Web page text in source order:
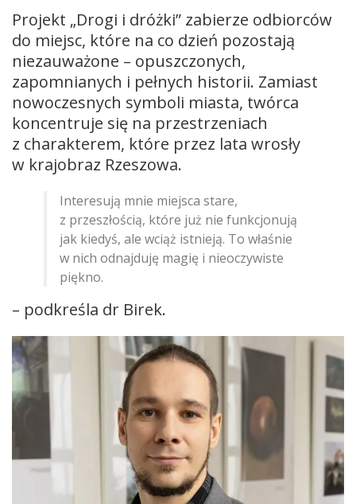
Projekt „Drogi i dróżki” zabierze odbiorców
do miejsc, które na co dzień pozostają
niezauważone – opuszczonych,
zapomnianych i pełnych historii. Zamiast
nowoczesnych symboli miasta, twórca
koncentruje się na przestrzeniach
z charakterem, które przez lata wrosły
w krajobraz Rzeszowa.
Interesują mnie miejsca stare,
z przeszłością, które już nie funkcjonują
jak kiedyś, ale wciąż istnieją. To właśnie
w nich odnajduję magię i nieoczywiste
piękno.
– podkreśla dr Birek.